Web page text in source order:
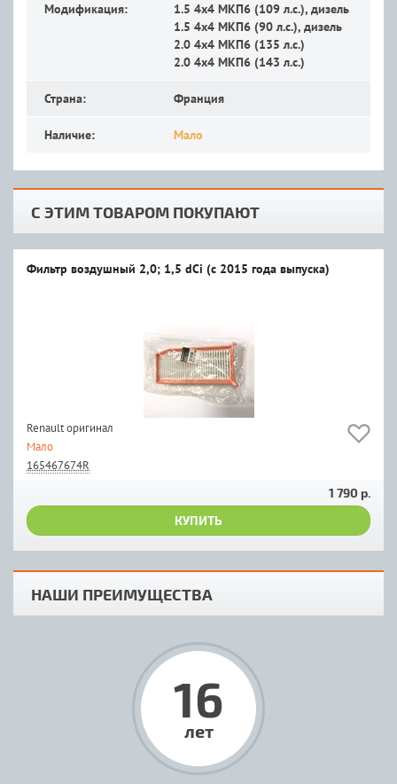
Модификация:
1.5 4x4 MКП6 (109 л.с.), дизель
1.5 4x4 MКП6 (90 л.с.), дизель
2.0 4x4 MКП6 (135 л.с.)
2.0 4x4 MКП6 (143 л.с.)
Страна: Франция
Наличие: Мало
С ЭТИМ ТОВАРОМ ПОКУПАЮТ
Фильтр воздушный 2,0; 1,5 dCi (с 2015 года выпуска)
Renault оригинал
Мало
165467674R
1 790 р.
КУПИТЬ
НАШИ ПРЕИМУЩЕСТВА
16
лет